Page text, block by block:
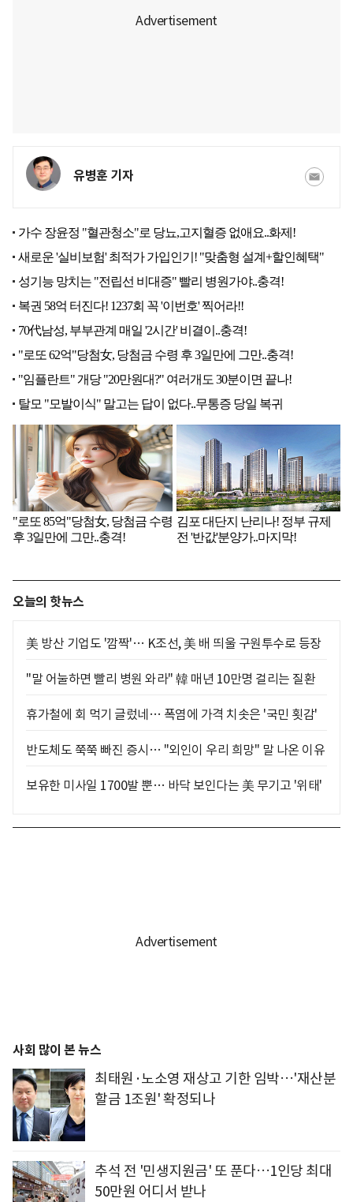
유병훈 기자
오늘의 핫뉴스
美 방산 기업도 '깜짝'… K조선, 美 배 띄울 구원투수로 등장
"말 어눌하면 빨리 병원 와라" 韓 매년 10만명 걸리는 질환
휴가철에 회 먹기 글렀네… 폭염에 가격 치솟은 '국민 횟감'
반도체도 쭉쭉 빠진 증시… "외인이 우리 희망" 말 나온 이유
보유한 미사일 1700발 뿐… 바닥 보인다는 美 무기고 '위태'
사회 많이 본 뉴스
최태원·노소영 재상고 기한 임박…'재산분
할금 1조원' 확정되나
추석 전 '민생지원금' 또 푼다…1인당 최대
50만원 어디서 받나